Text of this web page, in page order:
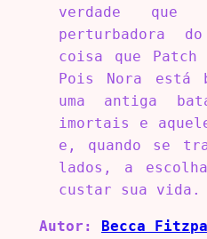
verdade que
perturbadora
coisa que
Pois Nora está
uma antiga
imortais e
e, quando se
lados, a
custar sua vida.
Autor: Becca